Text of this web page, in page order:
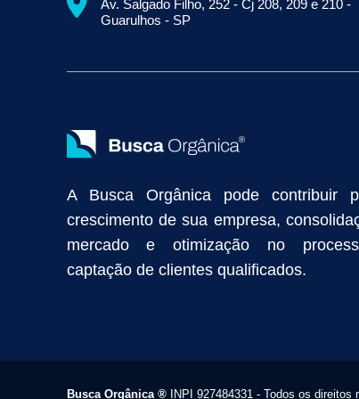
Empresa de Prospecção B2B
Marketing Industrial
Divulgação Online
Atração de Clientes
Anunciar na Internet
Captar Clientes Criação de Site
Av. Salgado Filho, 252 - Cj 208, 209 e 210 -
Guarulhos - SP
A Busca Orgânica pode contribuir
crescimento de sua empresa,
mercado e otimização no
captação de clientes qualificados.
Busca Orgânica ®INPI 927484331 - Todos os direitos